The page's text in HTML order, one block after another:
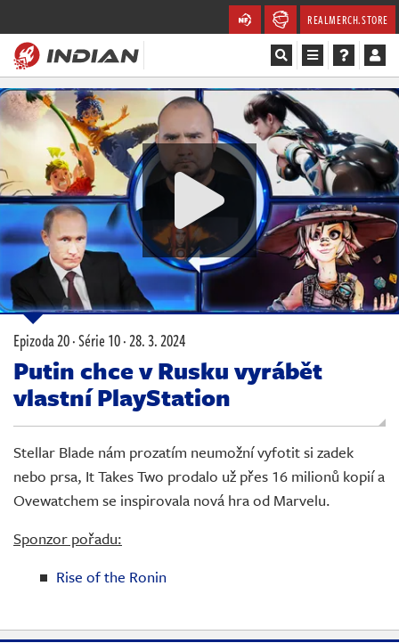
REALMERCH.STORE
Magazín
Recenze
Videa
Soutěže
Databáze
Komunita
Redakce
Živě
Epizoda 20 · Série 10 ·28. 3. 2024
Putin chce v Rusku vyrábět
vlastní PlayStation
Stellar Blade nám prozatím neumožní vyfotit si zadek
nebo prsa, It Takes Two prodalo už přes 16 milionů kopií a
Ovewatchem se inspirovala nová hra od Marvelu.
Sponzor pořadu:
Rise of the Ronin